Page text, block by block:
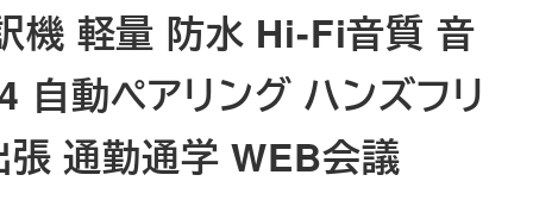
機 軽量 防水 Hi-Fi音質 音
動ペアリング ハンズフリ
通勤通学 WEB会議